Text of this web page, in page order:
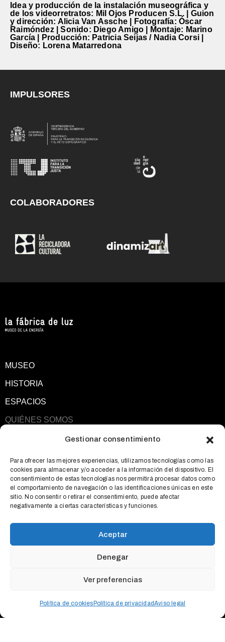
Gestionar consentimiento
Para ofrecer las mejores experiencias, utilizamos tecnologías como las
cookies para almacenar y/o acceder a la información del dispositivo. El
consentimiento de estas tecnologías nos permitirá procesar datos como
el comportamiento de navegación o las identificaciones únicas en este
sitio. No consentir o retirar el consentimiento, puede afectar
negativamente a ciertas características y funciones.
Aceptar
Denegar
Ver preferencias
Política de cookies Política de privacidadAviso legal
Idea y producción de la instalación museográfica y
de los videorretratos: Mil Ojos Producen S.L. | Guion
y dirección: Alicia Van Assche | Fotografía: Óscar
Raimóndez | Sonido: Diego Amigo | Montaje: Marino
García | Producción: Patricia Seijas / Nadia Corsi |
Diseño: Lorena Matarredona
IMPULSORES
COLABORADORES
MUSEO
HISTORIA
ESPACIOS
QUIÉNES SOMOS
EXPOSICIONES
QUÉ OFRECEMOS
NOTICIAS
CONTACTO
POLÍTICA DE COOKIES